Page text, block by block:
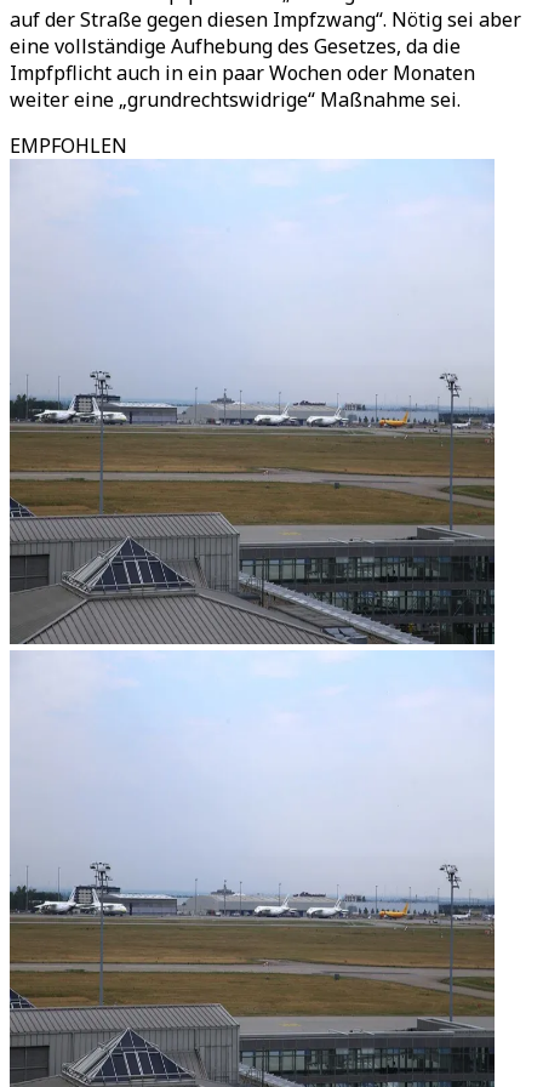
auf der Straße gegen diesen Impfzwang“. Nötig sei aber
eine vollständige Aufhebung des Gesetzes, da die
Impfpflicht auch in ein paar Wochen oder Monaten
weiter eine „grundrechtswidrige“ Maßnahme sei.
EMPFOHLEN